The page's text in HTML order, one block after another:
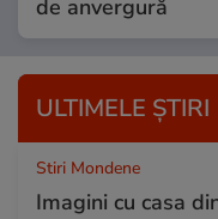
de anvergură
ULTIMELE ȘTIRI
Stiri Mondene
Imagini cu casa